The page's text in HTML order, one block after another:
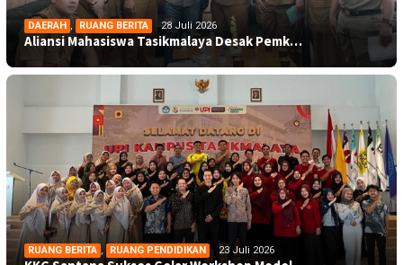
DAERAH , RUANG BERITA 28 Juli 2026
Aliansi Mahasiswa Tasikmalaya Desak Pemk…
RUANG BERITA , RUANG PENDIDIKAN 23 Juli 2026